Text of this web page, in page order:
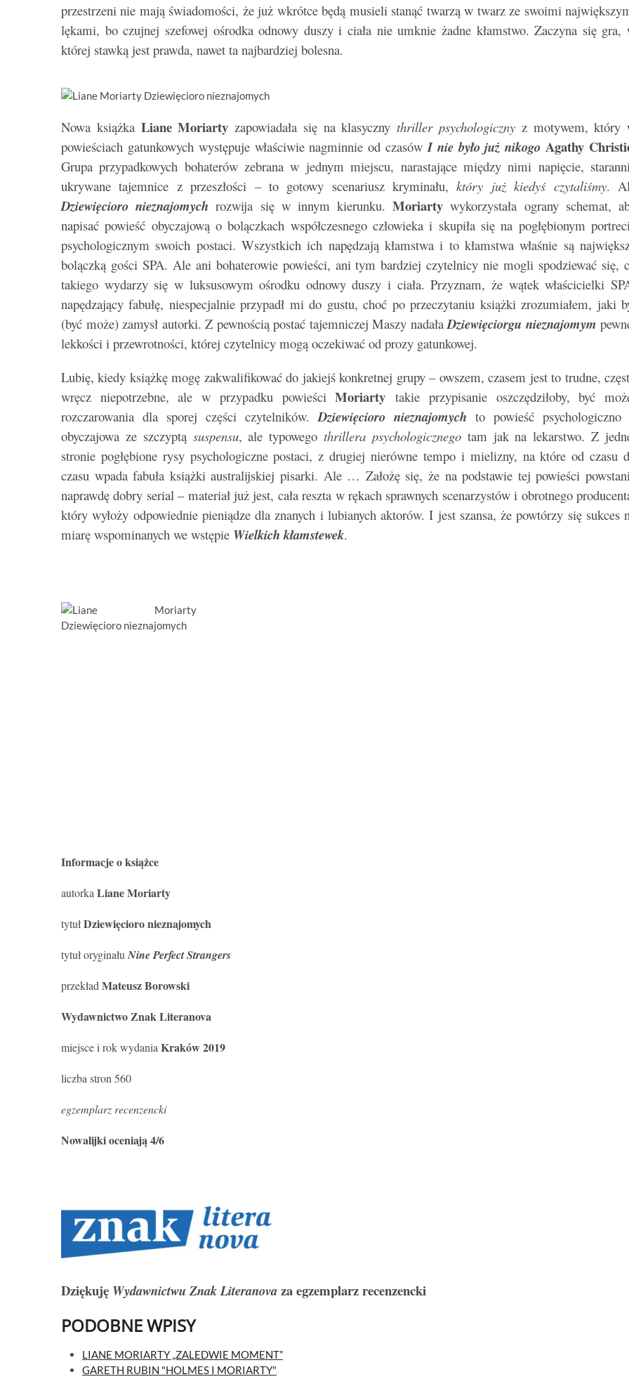
przestrzeni nie mają świadomości, że już wkrótce będą musieli stanąć twarzą w twarz ze swoimi
lękami, bo czujnej szefowej ośrodka odnowy duszy i ciała nie umknie żadne kłamstwo. Zaczyna się gra,
której stawką jest prawda, nawet ta najbardziej bolesna.
Nowa książkaLiane Moriarty zapowiadała się na klasycznythriller psychologicznyz motywem, który
powieściach gatunkowych występuje właściwie nagminnie od czasów I nie było już nikogo Agathy
Grupa przypadkowych bohaterów zebrana w jednym miejscu, narastające między nimi napięcie,
ukrywane tajemnice z przeszłości – to gotowy scenariusz kryminału,który już kiedyś czytaliśmy.
Dziewięcioro nieznajomych rozwija się w innym kierunku.Moriarty wykorzystała ograny schemat,
napisać powieść obyczajową o bolączkach współczesnego człowieka i skupiła się na pogłębionym
psychologicznym swoich postaci. Wszystkich ich napędzają kłamstwa i to kłamstwa właśnie są
bolączką gości SPA. Ale ani bohaterowie powieści, ani tym bardziej czytelnicy nie mogli spodziewać się,
takiego wydarzy się w luksusowym ośrodku odnowy duszy i ciała. Przyznam, że wątek właścicielki
napędzający fabułę, niespecjalnie przypadł mi do gustu, choć po przeczytaniu książki zrozumiałem, jaki
(być może) zamysł autorki. Z pewnością postać tajemniczej Maszy nadała Dziewięciorgu nieznajomym
lekkości i przewrotności, której czytelnicy mogą oczekiwać od prozy gatunkowej.
Lubię, kiedy książkę mogę zakwalifikować do jakiejś konkretnej grupy – owszem, czasem jest to trudne,
wręcz niepotrzebne, ale w przypadku powieściMoriarty takie przypisanie oszczędziłoby, być
rozczarowania dla sporej części czytelników. Dziewięcioro nieznajomych to powieść psychologiczno
obyczajowa ze szczyptą suspensu, ale typowegothrillera psychologicznegotam jak na lekarstwo. Z
stronie pogłębione rysy psychologiczne postaci, z drugiej nierówne tempo i mielizny, na które od czasu
czasu wpada fabuła książki australijskiej pisarki. Ale … Założę się, że na podstawie tej powieści
naprawdę dobry serial – materiał już jest, cała reszta w rękach sprawnych scenarzystów i obrotnego
który wyłoży odpowiednie pieniądze dla znanych i lubianych aktorów. I jest szansa, że powtórzy się sukces
miarę wspominanych we wstępie Wielkich kłamstewek.
Informacje o książce
autorka Liane Moriarty
tytułDziewięcioro nieznajomych
tytuł oryginału Nine Perfect Strangers
przekład Mateusz Borowski
Wydawnictwo Znak Literanova
miejsce i rok wydania Kraków 2019
liczba stron 560
egzemplarz recenzencki
Nowalijki oceniają 4/6
Dziękuję Wydawnictwu Znak Literanovaza egzemplarz recenzencki
PODOBNE WPISY
LIANE MORIARTY „ZALEDWIE MOMENT”
GARETH RUBIN "HOLMES I MORIARTY"